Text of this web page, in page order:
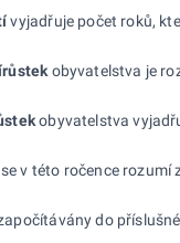
vyjadřuje počet roků,
obyvatelstva je
obyvatelstva
v této ročence rozumí
do